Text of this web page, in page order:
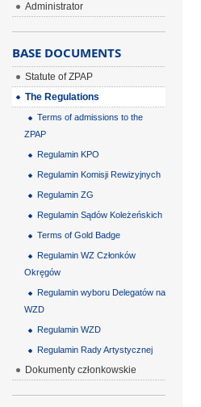
Administrator
BASE DOCUMENTS
Statute of ZPAP
The Regulations
Terms of admissions to the
ZPAP
Regulamin KPO
Regulamin Komisji Rewizyjnych
Regulamin ZG
Regulamin Sądów Koleżeńskich
Terms of Gold Badge
Regulamin WZ Członków
Okręgów
Regulamin wyboru Delegatów na
WZD
Regulamin WZD
Regulamin Rady Artystycznej
Dokumenty członkowskie